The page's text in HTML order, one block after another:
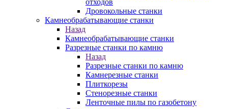
отходов
Дровокольные станки
Камнеобрабатывающие станки
Назад
Камнеобрабатывающие станки
Разрезные станки по камню
Назад
Разрезные станки по камню
Камнерезные станки
Плиткорезы
Стенорезные станки
Ленточные пилы по газобетону